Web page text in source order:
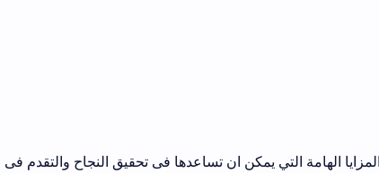
الهامة التي يمكن ان تساعدها فى تحقيق النجاح والتقدم فى